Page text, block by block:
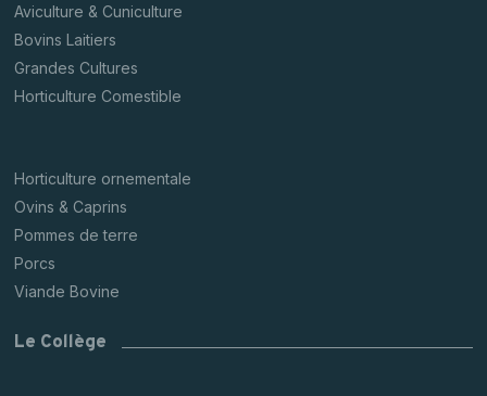
Aviculture & Cuniculture
Bovins Laitiers
Grandes Cultures
Horticulture Comestible
Horticulture ornementale
Ovins & Caprins
Pommes de terre
Porcs
Viande Bovine
Le Collège